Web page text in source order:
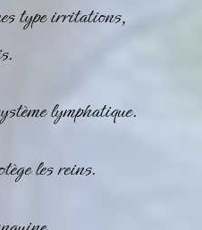
type irritations,
lymphatique.
les reins.